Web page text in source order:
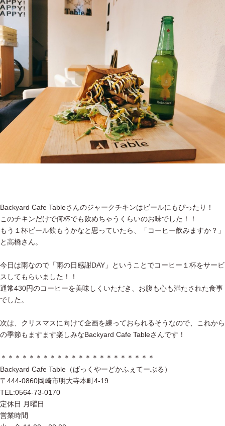
Backyard Cafe Tableさんのジャークチキンはビールにもぴったり！
このチキンだけで何杯でも飲めちゃうくらいのお味でした！！
もう１杯ビール飲もうかなと思っていたら、「コーヒー飲みますか？」
と高橋さん。
今日は雨なので「雨の日感謝DAY」ということでコーヒー１杯をサービ
スしてもらいました！！
通常430円のコーヒーを美味しくいただき、お腹も心も満たされた食事
でした。
次は、クリスマスに向けて企画を練っておられるそうなので、これから
の季節もますます楽しみなBackyard Cafe Tableさんです！
＊＊＊＊＊＊＊＊＊＊＊＊＊＊＊＊＊＊＊＊＊＊
Backyard Cafe Table（ばっくやーどかふぇてーぶる）
〒444-0860岡崎市明大寺本町4-19
TEL:0564-73-0170
定休日 月曜日
営業時間